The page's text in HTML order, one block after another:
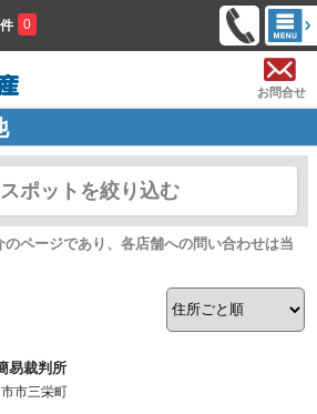
0
お問合せ
スポットを絞り込む
ページであり、各店舗への問い合わせは当
易裁判所
市三栄町